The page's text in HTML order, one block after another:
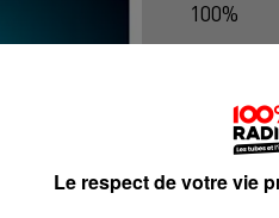
100%
Le respect de votre vie